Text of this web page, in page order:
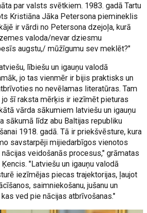
par valsts svētkiem. 1983. gadā Tartu
Kristiāna Jāka Petersona piemineklis
ir vārdi no Petersona dzejoļa, kurā
valoda/nevar dziesmu
augstu,/ mūžīgumu sev meklēt?"
lībiešu un igauņu valodā
jo tas vienmēr ir bijis praktisks un
no nevēlamas literatūras. Tam
šī raksta mērķis ir iezīmēt pieturas
vārda sākumiem latviešu un igauņu
sākumā līdz abu Baltijas republiku
1918. gadā. Tā ir priekšvēsture, kura
savstarpēji mijiedarbīgos vienotos
veidošanās procesus," grāmatas
"Latviešu un igauņu valodā
iezīmējas piecas trajektorijas, ļaujot
saimniekošanu, jušanu un
ved pie nācijas atbrīvošanas."